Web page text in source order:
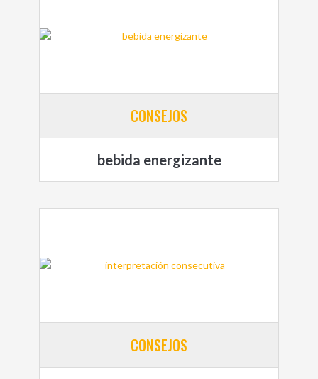
CONSEJOS
bebida energizante
CONSEJOS